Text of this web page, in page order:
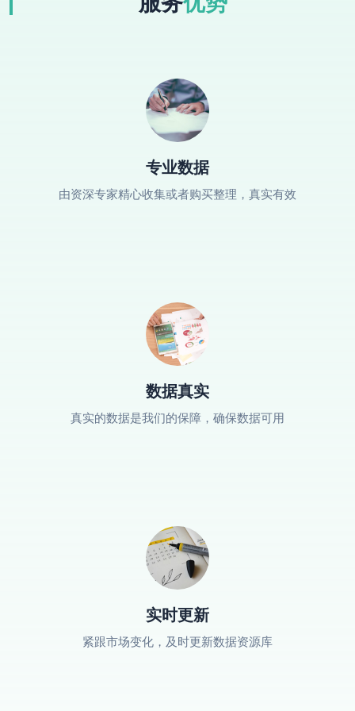
专业数据
由资深专家精心收集或者购买整理，真实有效
数据真实
真实的数据是我们的保障，确保数据可用
实时更新
紧跟市场变化，及时更新数据资源库